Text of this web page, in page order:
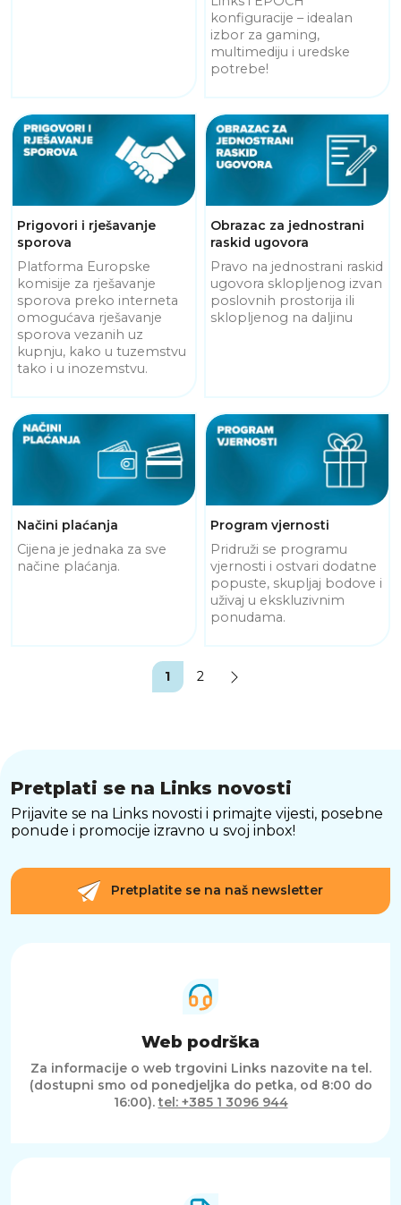
konfiguracije – idealan
izbor za gaming,
multimediju i uredske
potrebe!
Prigovori i rješavanje
sporova
Platforma Europske
komisije za rješavanje
sporova preko interneta
omogućava rješavanje
sporova vezanih uz
kupnju, kako u tuzemstvu
tako i u inozemstvu.
Obrazac za jednostrani
raskid ugovora
Pravo na jednostrani raskid
ugovora sklopljenog izvan
poslovnih prostorija ili
sklopljenog na daljinu
Načini plaćanja
Cijena je jednaka za sve
načine plaćanja.
Program vjernosti
Pridruži se programu
vjernosti i ostvari dodatne
popuste, skupljaj bodove i
uživaj u ekskluzivnim
ponudama.
1 2
Pretplati se na Links novosti
Prijavite se na Links novosti i primajte vijesti, posebne
ponude i promocije izravno u svoj inbox!
Pretplatite se na naš newsletter
Web podrška
Za informacije o web trgovini Links nazovite na tel.
(dostupni smo od ponedjeljka do petka, od 8:00 do
16:00).tel: +385 1 3096 944